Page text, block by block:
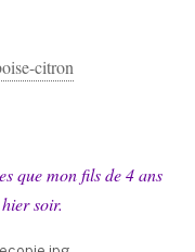
citron
que mon fils de 4 ans
soir.